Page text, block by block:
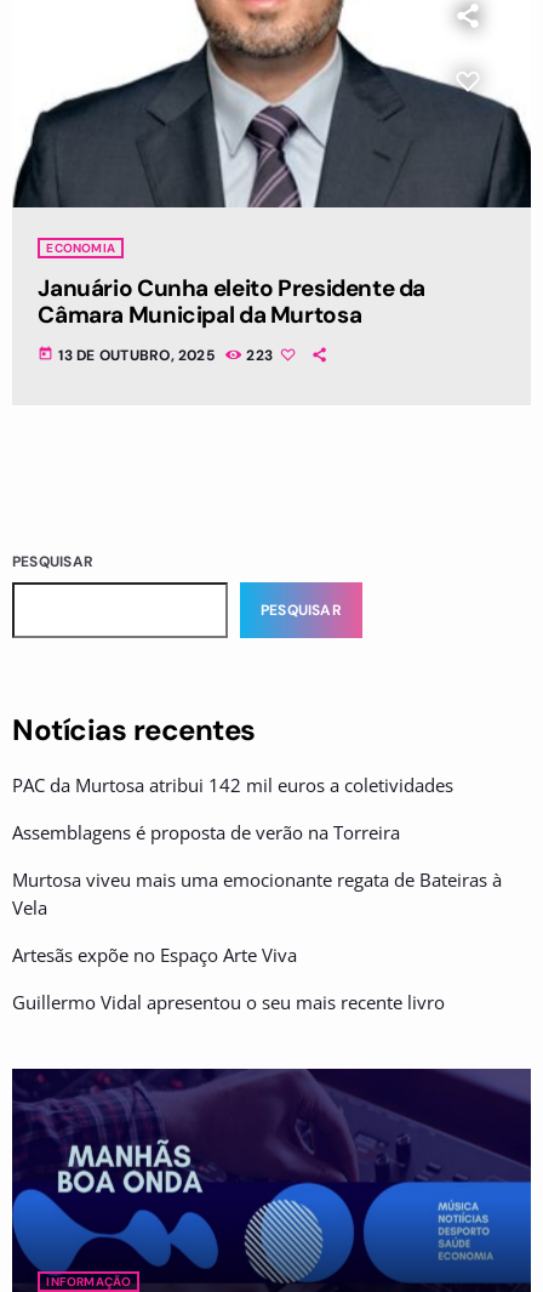
ECONOMIA
Januário Cunha eleito Presidente da
Câmara Municipal da Murtosa
today 13 DE OUTUBRO, 2025 223
PESQUISAR
PESQUISAR
Notícias recentes
PAC da Murtosa atribui 142 mil euros a coletividades
Assemblagens é proposta de verão na Torreira
Murtosa viveu mais uma emocionante regata de Bateiras à
Vela
Artesãs expõe no Espaço Arte Viva
Guillermo Vidal apresentou o seu mais recente livro
INFORMAÇÃO